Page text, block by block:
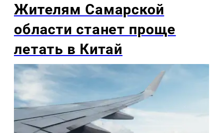
Жителям Самарской
области станет проще
летать в Китай